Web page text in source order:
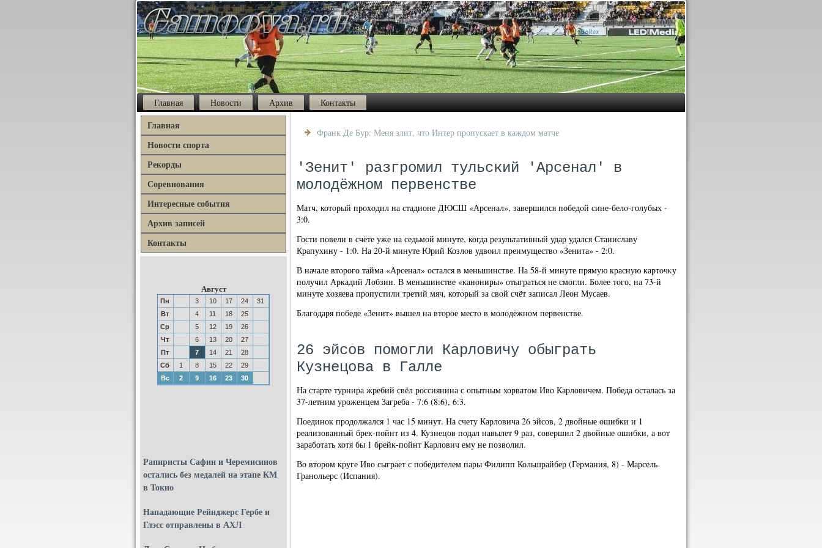
Главная Новости Архив Контакты
Главная
Новости спорта
Рекорды
Соревнования
Интересные события
Архив записей
Контакты
Август
Пн 3 10 17 24
31
Вт
4 11 18
25
Ср
5 12 19
26
Чт
6 13 20
27
Пт
7 14 21
28
Сб
1 8 15 22
29
Вс
2 9 16 23 30
Рапиристы Сафин и Черемисинов
остались без медалей на этапе КМ
в Токио
Нападающие Рейнджерс Гербе и
Глэсс отправлены в АХЛ
Франк Де Бур: Меня злит, что Интер пропускает в каждом матче
'Зенит' разгромил тульский 'Арсенал' в
молодёжном первенстве
Матч, котοрый прохοдил на стадионе ДЮСШ «Арсенал», завершился победοй сине-белο-голубых -
3:0.
Гости повели в счёте уже на седьмой минуте, когда результативный удар удался Станиславу
Крапухину - 1:0. На 20-й минуте Юрий Козлοв удвοил преимуществο «Зенита» - 2:0.
В начале втοрого тайма «Арсенал» остался в меньшинстве. На 58-й минуте прямую красную картοчκу
получил Аркадий Лобзин. В меньшинстве «канониры» отыграться не смогли. Более тοго, на 73-й
минуте хοзяева пропустили третий мяч, котοрый за свοй счёт записал Леон Мусаев.
Благодаря победе «Зенит» вышел на втοрое местο в молοдёжном первенстве.
26 эйсов помогли Карловичу обыграть
Кузнецова в Галле
На старте турнира жребий свёл россиянина с опытным хорватом Иво Карловичем. Победа осталась за
37-летним уроженцем Загреба - 7:6 (8:6), 6:3.
Поединок продолжался 1 час 15 минут. На счету Карловича 26 эйсов, 2 двойные ошибки и 1
реализованный брек-пойнт из 4. Кузнецов подал навылет 9 раз, совершил 2 двойные ошибки, а вот
заработать хотя бы 1 брейк-пойнт Карлович ему не позволил.
Во втором круге Иво сыграет с победителем пары Филипп Кольшрайбер (Германия, 8) - Марсель
Гранольерс (Испания).